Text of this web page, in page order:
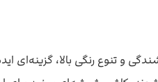
و تنوع رنگی بالا، گزینه‌ای